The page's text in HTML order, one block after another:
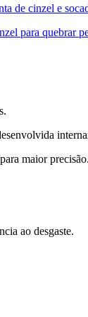
maior precisão.
ao desgaste.